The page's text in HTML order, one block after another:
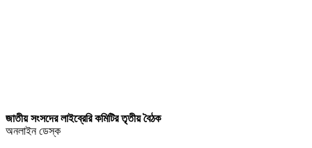
জাতীয় সংসদের লাইব্রেরি কমিটির তৃতীয় বৈঠক
অনলাইন ডেস্ক